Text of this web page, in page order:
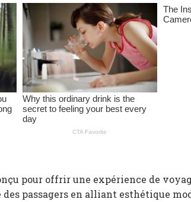
pour offrir une expérience de
passagers en alliant esthétique